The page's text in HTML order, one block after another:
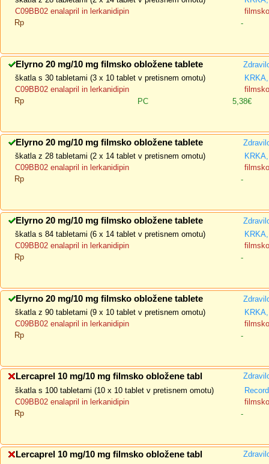
C09BB02 enalapril in lerkanidipin
Rp
-
Elyrno 20 mg/10 mg filmsko obložene tablete
škatla s 30 tabletami (3 x 10 tablet v pretisnem omotu)
C09BB02 enalapril in lerkanidipin
Rp
PC 5,38€
Elyrno 20 mg/10 mg filmsko obložene tablete
škatla z 28 tabletami (2 x 14 tablet v pretisnem omotu)
C09BB02 enalapril in lerkanidipin
Rp
-
Elyrno 20 mg/10 mg filmsko obložene tablete
škatla s 84 tabletami (6 x 14 tablet v pretisnem omotu)
C09BB02 enalapril in lerkanidipin
Rp
-
Elyrno 20 mg/10 mg filmsko obložene tablete
škatla z 90 tabletami (9 x 10 tablet v pretisnem omotu)
C09BB02 enalapril in lerkanidipin
Rp
-
Lercaprel 10 mg/10 mg filmsko obložene tabl
škatla s 100 tabletami (10 x 10 tablet v pretisnem omotu)
C09BB02 enalapril in lerkanidipin
Rp
-
Lercaprel 10 mg/10 mg filmsko obložene tabl